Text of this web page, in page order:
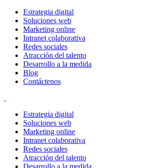
Estrategia digital
Soluciones web
Marketing online
Intranet colaborativa
Redes sociales
Atracción del talento
Desarrollo a la medida
Blog
Contáctenos
Estrategia digital
Soluciones web
Marketing online
Intranet colaborativa
Redes sociales
Atracción del talento
Desarrollo a la medida